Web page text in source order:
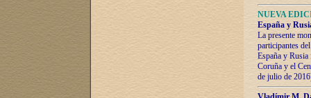
NUEVA
España y
La presente
participantes
España y
Coruña y el
de julio de